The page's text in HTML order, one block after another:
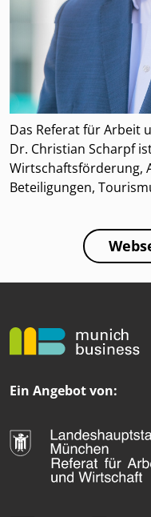
Das Referat für Arbeit
Dr. Christian Scharpf
Wirtschaftsförderung,
Beteiligungen,
Ein Angebot von: